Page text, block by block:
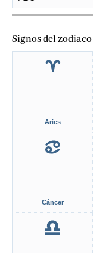
Signos del zodiaco
Aries
Cáncer